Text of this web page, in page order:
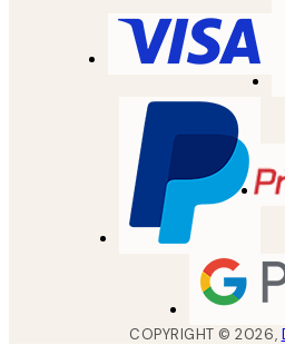
COPYRIGHT ©2026,